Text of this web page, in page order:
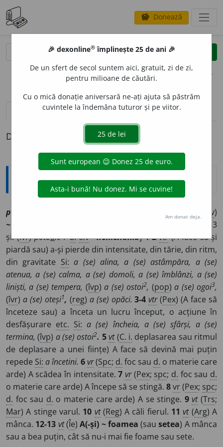
savings Donează
clear
opțiuni
definiții (1) pronunțievolume_up (3)
Definiția cu ID-ul 1198153:
Explicative DEX
potol înv)
~tolu
3
și: (îvr)potoale/E: slv *потолити]1-2 vtr(A face să-și
piardă sau) a-și pierde din intensitate, din tărie, din ritm,
din gravitate Si: a (se) alina, a (se) astâmpăra, a (se)
atenua, a (se) calma, a (se) domoli, a (se) îmblânzi, a (se)
liniști, a (se) tempera, (îvp)a (se) ostoi2, (pop)a (se) ogoi3,
(îvr) a (se) oteși1, (reg) a (se) opăci. 3-4 vtr(Pex) (A face să
înceteze sau) a înceta un lucru început, o acțiune în
desfășurare etc. Si: a (se) încheia, a (se) sfârși, a (se)
termina, (îvp) a (se) ostoi2. 5vt(C. i. deplasarea sau ritmul
de deplasare a unei ființe) A face să devină mai puțin
repede Si: a încetini. 6vr(Spc; d. foc sau d. o materie care
arde) A scădea în intensitate.7 vr(Pex; spc; d. foc sau d.
o materie care arde) A începe să se stingă. 8vr(Pex; spc;
d. foc sau d. o materie care arde) A se stinge. 9 vt(Trs;
Mar) A stinge varul. 10 vt(Reg) A căli fierul. 11 vt(Arg) A
mânca. 12-13 vt(Îe)A(-și) ~ foamea (sausetea) A mânca
sau a bea puțin, cât să nu-i mai fie foame sau sete.
🎉 dexonline® împlinește 25 de ani 🎉
De un sfert de secol suntem aici, gratuit, zi de zi,
pentru milioane de căutări.
Cu o mică donație aniversară ne-ați ajuta să păstrăm
cuvintele la îndemâna tuturor și pe viitor.
Am donat deja.